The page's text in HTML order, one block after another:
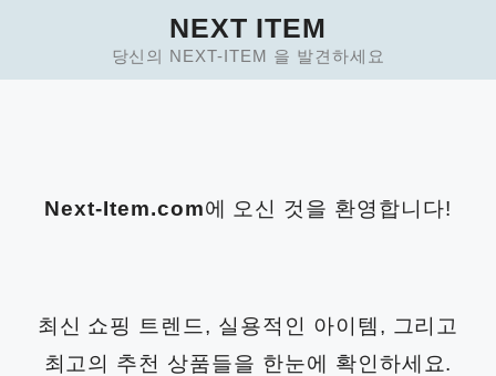
NEXT ITEM
당신의 NEXT-ITEM 을 발견하세요
Next-Item.com에 오신 것을 환영합니다!
최신 쇼핑 트렌드, 실용적인 아이템, 그리고
최고의 추천 상품들을 한눈에 확인하세요.